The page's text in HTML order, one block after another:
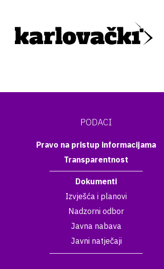
PODACI
Pravo na pristup informacijama
Transparentnost
Dokumenti
Izvješća i planovi
Nadzorni odbor
Javna nabava
Javni natječaji